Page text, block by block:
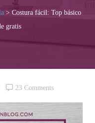
> Costura fácil: Top básico
gratis
23 Comments